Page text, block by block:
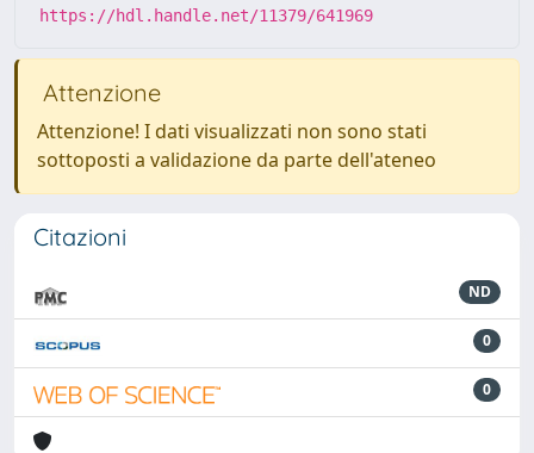
https://hdl.handle.net/11379/641969
Attenzione
Attenzione! I dati visualizzati non sono stati
sottoposti a validazione da parte dell'ateneo
Citazioni
ND
0
0